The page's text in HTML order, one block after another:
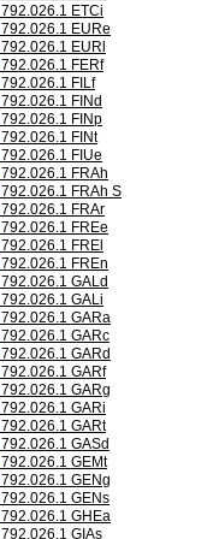
792.026.1 ETCi
792.026.1 EURe
792.026.1 EURl
792.026.1 FERf
792.026.1 FILf
792.026.1 FINd
792.026.1 FINp
792.026.1 FINt
792.026.1 FIUe
792.026.1 FRAh
792.026.1 FRAh S
792.026.1 FRAr
792.026.1 FREe
792.026.1 FREl
792.026.1 FREn
792.026.1 GALd
792.026.1 GALi
792.026.1 GARa
792.026.1 GARc
792.026.1 GARd
792.026.1 GARf
792.026.1 GARg
792.026.1 GARi
792.026.1 GARt
792.026.1 GASd
792.026.1 GEMt
792.026.1 GENg
792.026.1 GENs
792.026.1 GHEa
792.026.1 GIAs